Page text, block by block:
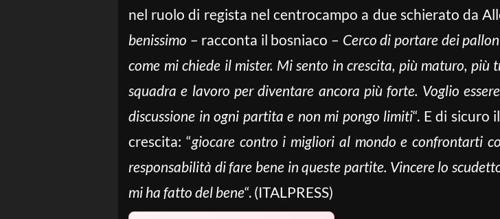
nel ruolo di regista nel centrocampo a due schierato da
benissimo – racconta il bosniaco – Cerco di portare dei
come mi chiede il mister. Mi sento in crescita, più maturo,
squadra e lavoro per diventare ancora più forte. Voglio
discussione in ogni partita e non mi pongo limiti“. E di sicuro
crescita: “giocare contro i migliori al mondo e confrontarti
responsabilità di fare bene in queste partite. Vincere lo
mi ha fatto del bene“. (ITALPRESS)